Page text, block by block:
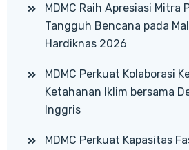
MDMC Raih Apresiasi Mitra
Tangguh Bencana pada
Hardiknas 2026
MDMC Perkuat Kolaborasi
Ketahanan Iklim bersama
Inggris
MDMC Perkuat Kapasitas